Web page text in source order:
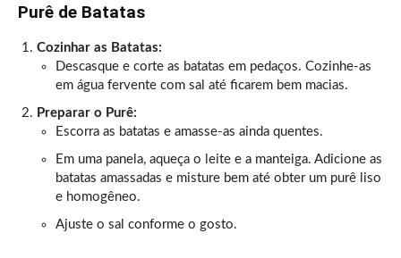
Purê de Batatas
Cozinhar as Batatas:
Descasque e corte as batatas em pedaços. Cozinhe-as
em água fervente com sal até ficarem bem macias.
Preparar o Purê:
Escorra as batatas e amasse-as ainda quentes.
Em uma panela, aqueça o leite e a manteiga. Adicione as
batatas amassadas e misture bem até obter um purê liso
e homogêneo.
Ajuste o sal conforme o gosto.